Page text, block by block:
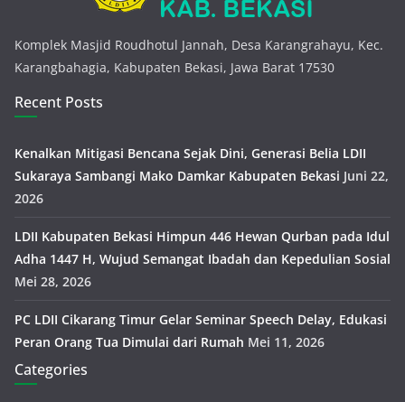
Komplek Masjid Roudhotul Jannah, Desa Karangrahayu, Kec.
Karangbahagia, Kabupaten Bekasi, Jawa Barat 17530
Recent Posts
Kenalkan Mitigasi Bencana Sejak Dini, Generasi Belia LDII
Sukaraya Sambangi Mako Damkar Kabupaten Bekasi Juni 22,
2026
LDII Kabupaten Bekasi Himpun 446 Hewan Qurban pada Idul
Adha 1447 H, Wujud Semangat Ibadah dan Kepedulian Sosial
Mei 28, 2026
PC LDII Cikarang Timur Gelar Seminar Speech Delay, Edukasi
Peran Orang Tua Dimulai dari Rumah Mei 11, 2026
Categories